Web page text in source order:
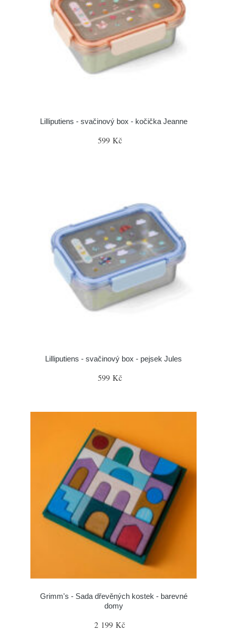
Lilliputiens - svačinový box - kočička Jeanne
599 Kč
Lilliputiens - svačinový box - pejsek Jules
599 Kč
Grimm's - Sada dřevěných kostek - barevné
domy
2 199 Kč